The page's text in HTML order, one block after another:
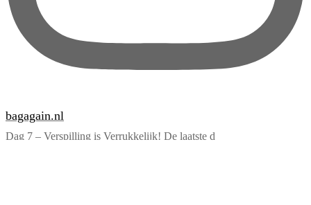
bagagain.nl
Dag 7 – Verspilling is Verrukkelijk! De laatste d